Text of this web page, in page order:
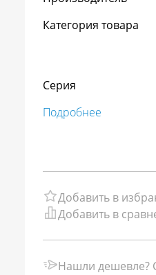
Категория товара
Серия
Подробнее
Добавить в
Добавить в
Нашли дешевле?